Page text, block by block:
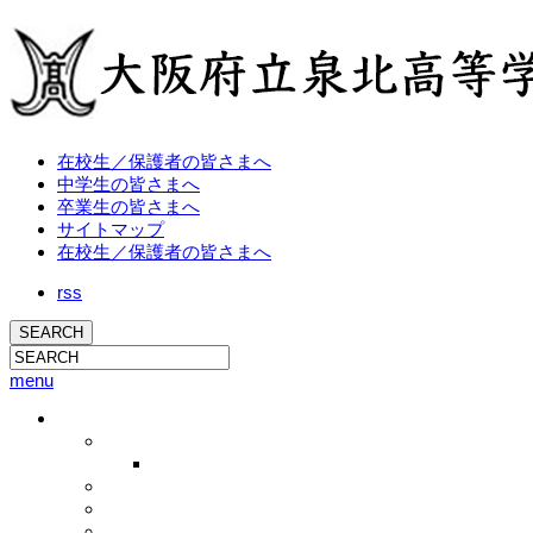
在校生／保護者の皆さまへ
中学生の皆さまへ
卒業生の皆さまへ
サイトマップ
在校生／保護者の皆さまへ
rss
menu